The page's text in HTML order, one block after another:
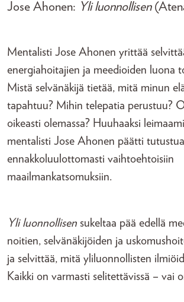
Jose Ahonen: Yli luonnollisen
Mentalisti Jose Ahonen yrittää
energiahoitajien ja meedioiden luona
Mistä selvänäkijä tietää, mitä minun
tapahtuu? Mihin telepatia perustuu?
oikeasti olemassa? Huuhaaksi
mentalisti Jose Ahonen päätti tutustua
ennakkoluulottomasti vaihtoehtoisiin
maailmankatsomuksiin.
Yli luonnollisen sukeltaa pää edellä
noitien, selvänäkijöiden ja
ja selvittää, mitä yliluonnollisten
Kaikki on varmasti selitettävissä – vai